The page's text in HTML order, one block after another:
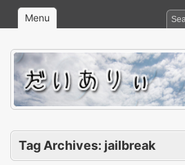
Menu
Tag Archives: jailbreak